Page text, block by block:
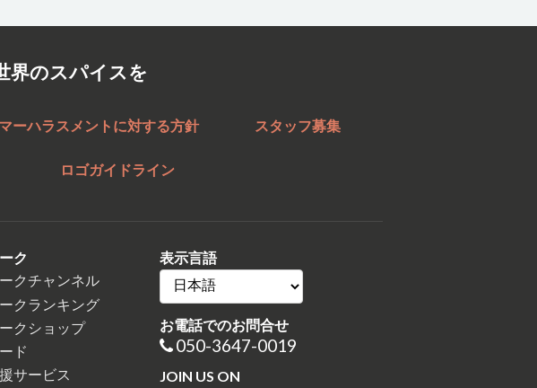
界のスパイスを
ーハラスメントに対する方針 スタッフ募集
ロゴガイドライン
ク
クチャンネル
クランキング
クショップ
ド
サービス
表示言語
お電話でのお問合せ
050-3647-0019
JOIN US ON